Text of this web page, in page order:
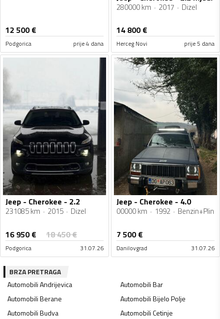
12 500€
Podgorica prije 4 dana
280000 km 2017 Dizel
14 800€
Herceg Novi prije 5 dana
Jeep - Cherokee - 2.2
231085 km 2015 Dizel
16 950€ 18 450€
Podgorica 31.07.26
Jeep - Cherokee - 4.0
00000 km 1992 Benzin+Plin
7 500€
Danilovgrad 31.07.26
BRZA PRETRAGA
AutomobiliAndrijevica AutomobiliBar
AutomobiliBerane AutomobiliBijelo Polje
AutomobiliBudva AutomobiliCetinje